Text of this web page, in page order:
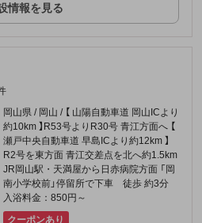
情報を見る
岡山県 / 岡山 / 【 山陽自動車道 岡山ICより
約10km 】R53号よりR30号 青江方面へ 【
瀬戸中央自動車道 早島ICより約12km 】
R2号を東方面 青江交差点を北へ約1.5km
JR岡山駅・天満屋から日赤病院方面 「岡
南小学校前」停留所で下車 徒歩 約3分
入浴料金：850円～
クーポンあり